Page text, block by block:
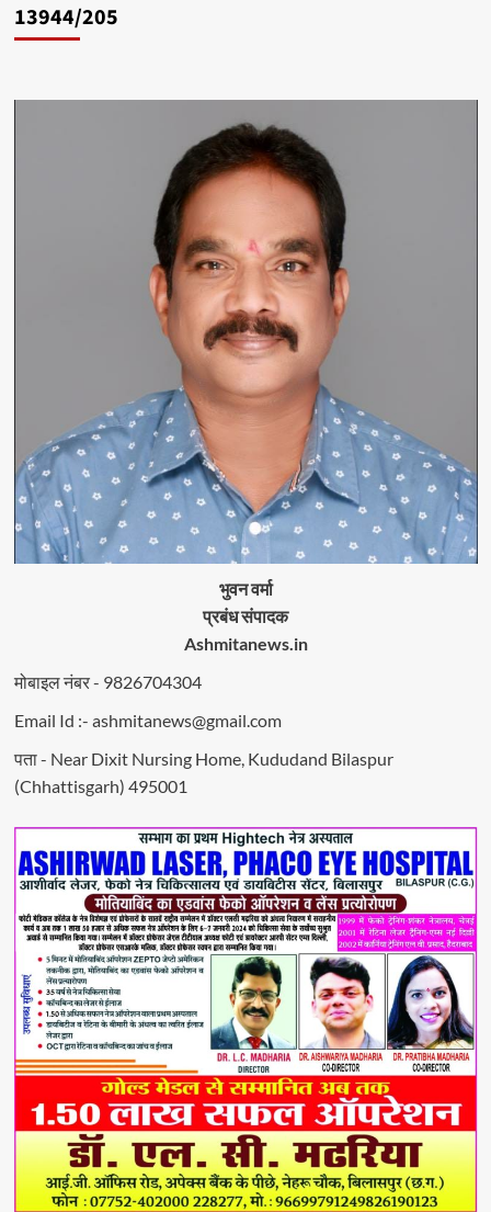
13944/205
भुवन वर्मा
प्रबंध संपादक
Ashmitanews.in
मोबाइल नंबर - 9826704304
Email Id :- ashmitanews@gmail.com
पता - Near Dixit Nursing Home, Kududand Bilaspur
(Chhattisgarh) 495001